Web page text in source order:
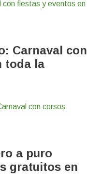
Carnaval con
toda la
a puro
gratuitos en